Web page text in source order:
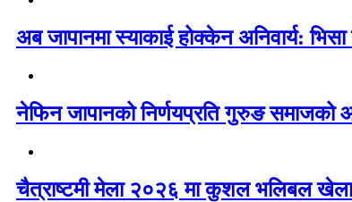
अब जापानमा स्याकाई होक्केन अनिवार्य:
नेफिन जापानको निर्णयप्रति गुरुङ समाजको
चैत्राष्टमी मेला २०२६ मा कुशल भलिबल